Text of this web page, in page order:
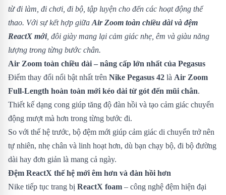
từ đi làm, đi chơi, đi bộ, tập luyện cho đến các hoạt động thể
thao. Với sự kết hợp giữa Air Zoom toàn chiều dài và đệm
ReactX mới, đôi giày mang lại cảm giác nhẹ, êm và giàu năng
lượng trong từng bước chân.
Air Zoom toàn chiều dài – nâng cấp lớn nhất của Pegasus
Điểm thay đổi nổi bật nhất trên Nike Pegasus 42 là Air Zoom
Full-Length hoàn toàn mới kéo dài từ gót đến mũi chân.
Thiết kế dạng cong giúp tăng độ đàn hồi và tạo cảm giác chuyển
động mượt mà hơn trong từng bước đi.
So với thế hệ trước, bộ đệm mới giúp cảm giác di chuyển trở nên
tự nhiên, nhẹ chân và linh hoạt hơn, dù bạn chạy bộ, đi bộ đường
dài hay đơn giản là mang cả ngày.
Đệm ReactX thế hệ mới êm hơn và đàn hồi hơn
Nike tiếp tục trang bị ReactX foam – công nghệ đệm hiện đại